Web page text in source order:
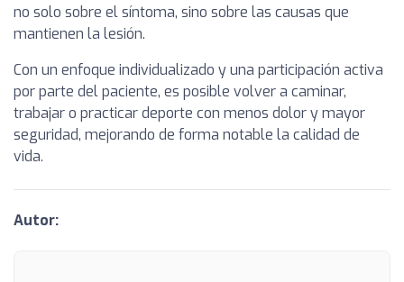
no solo sobre el síntoma, sino sobre las causas que
mantienen la lesión.
Con un enfoque individualizado y una participación activa
por parte del paciente, es posible volver a caminar,
trabajar o practicar deporte con menos dolor y mayor
seguridad, mejorando de forma notable la calidad de
vida.
Autor: